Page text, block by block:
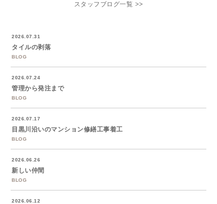
スタッフブログ一覧 >>
2026.07.31
タイルの剥落
BLOG
2026.07.24
管理から発注まで
BLOG
2026.07.17
目黒川沿いのマンション修繕工事着工
BLOG
2026.06.26
新しい仲間
BLOG
2026.06.12